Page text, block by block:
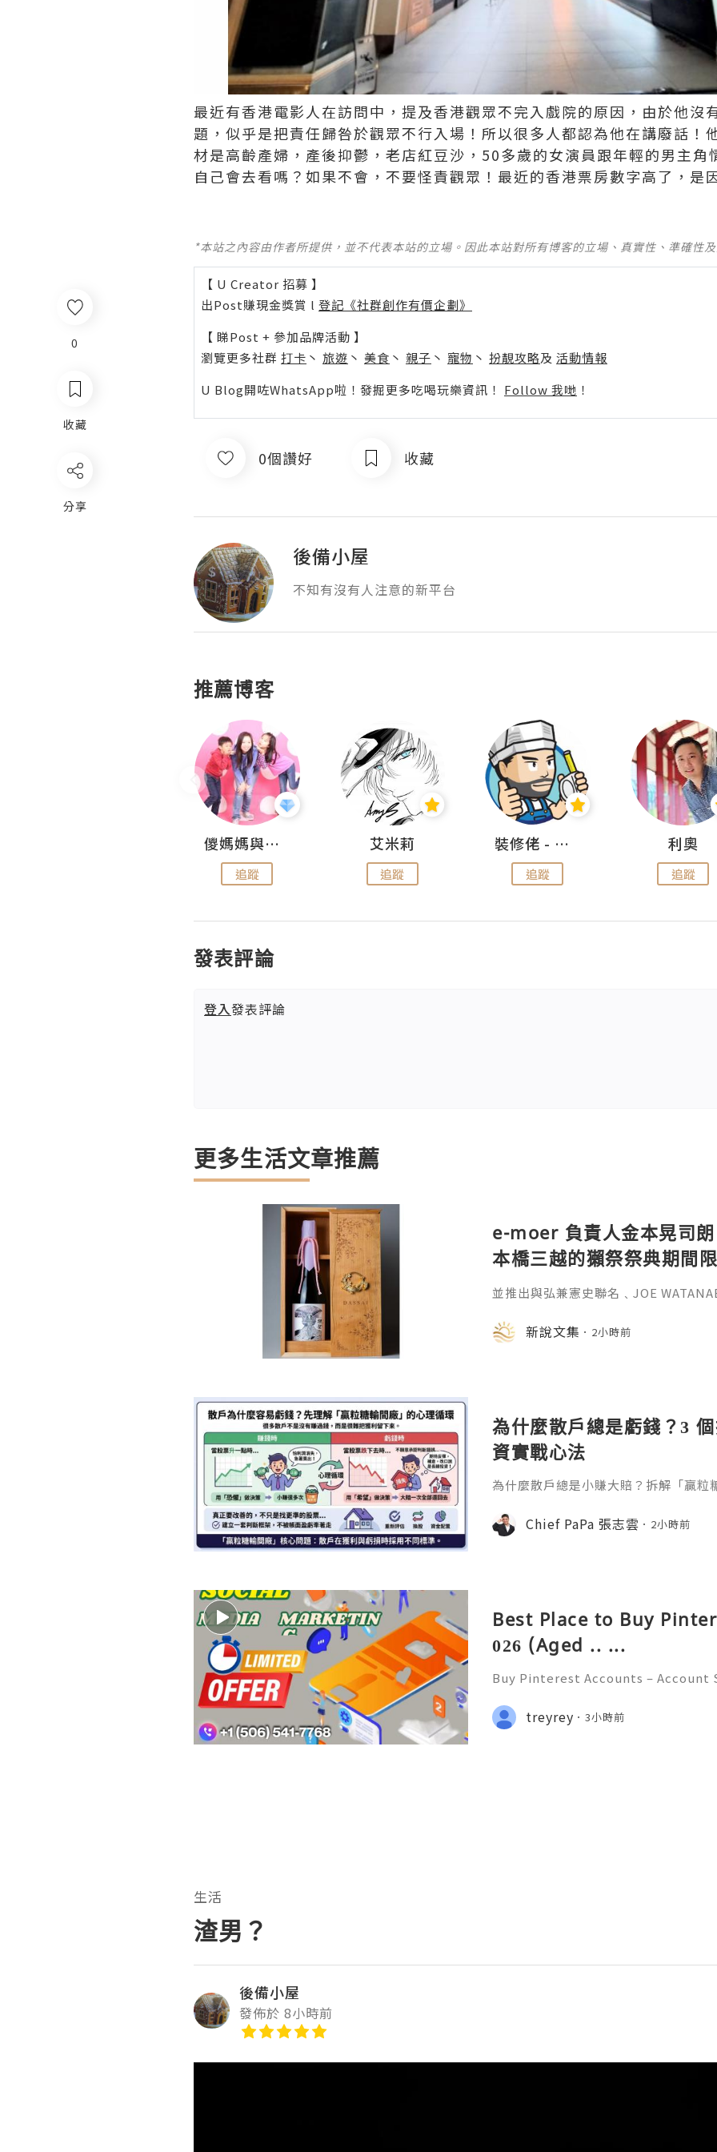
0
收藏
分享
最近有香港電影人在訪問中，提及香港觀眾不完入戲院的原因，由於他沒
題，似乎是把責任歸咎於觀眾不行入場！所以很多人都認為他在講廢話！
材是高齡產婦，產後抑鬱，老店紅豆沙，50多歲的女演員跟年輕的男主角
自己會去看嗎？如果不會，不要怪責觀眾！最近的香港票房數字高了，是
*本站之內容由作者所提供，並不代表本站的立場。因此本站對所有博客的立場、真實性、準確性
【 U Creator 招募 】
出Post賺現金獎賞 l 登記《社群創作有價企劃》
【 睇Post + 參加品牌活動 】
瀏覽更多社群 打卡 丶 旅遊 丶 美食 丶 親子 丶 寵物 丶 扮靚攻略及 活動情報
U Blog開咗WhatsApp啦！發掘更多吃喝玩樂資訊！ Follow 我哋 ！
0個讚好 收藏
後備小屋
不知有沒有人注意的新平台
推薦博客
儍媽媽與兩隻小魔怪之家
追蹤
艾米莉
追蹤
裝修佬 - 香港一站式網上裝修平台
追蹤
利奧
追蹤
發表評論
登入發表評論
更多生活文章推薦
e-moer 負責人金本晃司
本橋三越的獺祭祭典期間
金属的東京銀器工匠一同
並推出與弘兼憲史聯名﹑JOE
化。e-moer 旗下飾品及銀器品牌「
日至 26 日（週三至週二）期間，在日
新說文集 2小時前
為什麼散戶總是虧錢？3
資實戰心法
為什麼散戶總是小賺大賠？拆解「贏粒
建立更客觀的買賣換股、換位思考與投
Chief PaPa 張志雲 2小時前
Best Place to Buy
026 (Aged .. ...
Buy Pinterest Accounts –
💫🌐✨💎Fast & Reliable 24/7
💎WhatsApp :+1 (506) 541-7768
treyrey 3小時前
生活
渣男？
後備小屋
發佈於 8小時前